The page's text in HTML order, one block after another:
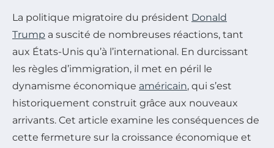
La politique migratoire du président Donald
Trump a suscité de nombreuses réactions, tant
aux États-Unis qu’à l’international. En durcissant
les règles d’immigration, il met en péril le
dynamisme économique américain, qui s’est
historiquement construit grâce aux nouveaux
arrivants. Cet article examine les conséquences de
cette fermeture sur la croissance économique et